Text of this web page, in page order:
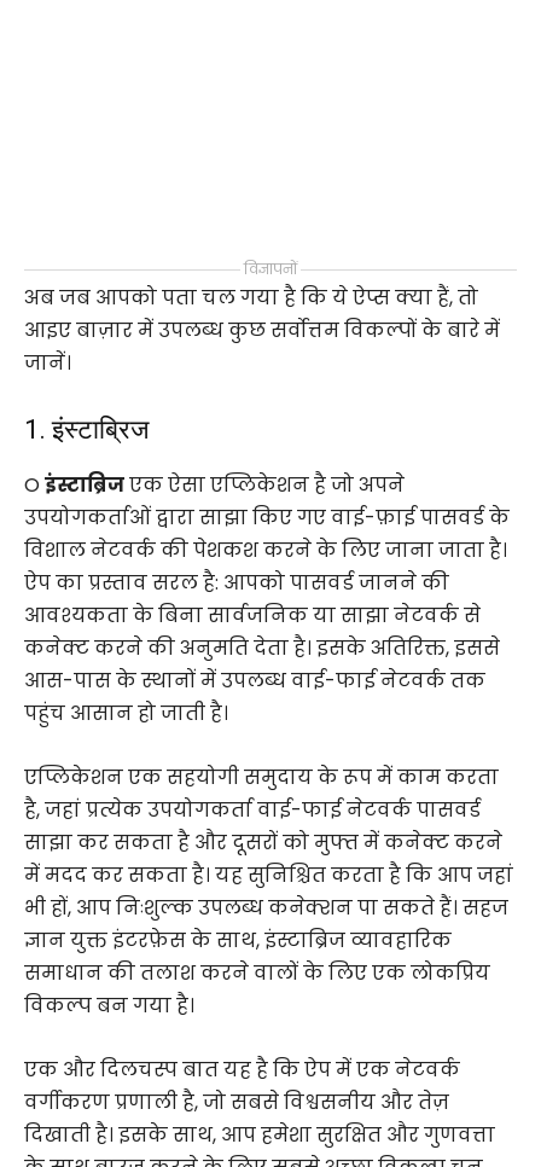
विज्ञापनों
अब जब आपको पता चल गया है कि ये ऐप्स क्या हैं, तो
आइए बाज़ार में उपलब्ध कुछ सर्वोत्तम विकल्पों के बारे में
जानें।
1. इंस्टाब्रिज
Oइंस्टाब्रिजएक ऐसा एप्लिकेशन है जो अपने
उपयोगकर्ताओं द्वारा साझा किए गए वाई-फ़ाई पासवर्ड के
विशाल नेटवर्क की पेशकश करने के लिए जाना जाता है।
ऐप का प्रस्ताव सरल है: आपको पासवर्ड जानने की
आवश्यकता के बिना सार्वजनिक या साझा नेटवर्क से
कनेक्ट करने की अनुमति देता है। इसके अतिरिक्त, इससे
आस-पास के स्थानों में उपलब्ध वाई-फाई नेटवर्क तक
पहुंच आसान हो जाती है।
एप्लिकेशन एक सहयोगी समुदाय के रूप में काम करता
है, जहां प्रत्येक उपयोगकर्ता वाई-फाई नेटवर्क पासवर्ड
साझा कर सकता है और दूसरों को मुफ्त में कनेक्ट करने
में मदद कर सकता है। यह सुनिश्चित करता है कि आप जहां
भी हों, आप निःशुल्क उपलब्ध कनेक्शन पा सकते हैं। सहज
ज्ञान युक्त इंटरफ़ेस के साथ, इंस्टाब्रिज व्यावहारिक
समाधान की तलाश करने वालों के लिए एक लोकप्रिय
विकल्प बन गया है।
एक और दिलचस्प बात यह है कि ऐप में एक नेटवर्क
वर्गीकरण प्रणाली है, जो सबसे विश्वसनीय और तेज़
दिखाती है। इसके साथ, आप हमेशा सुरक्षित और गुणवत्ता